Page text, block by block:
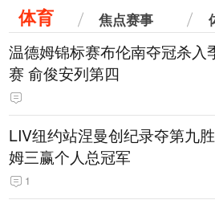
体育 焦点赛事
温德姆锦标赛布伦南夺冠杀入
赛 俞俊安列第四
LIV纽约站涅曼创纪录夺第九
姆三赢个人总冠军
1